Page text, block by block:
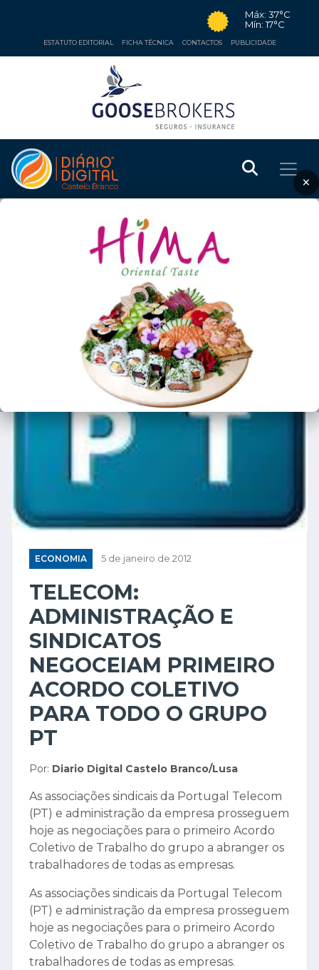
Máx: 37°C
Mín: 17°C
ESTATUTO EDITORIAL FICHA TÉCNICA CONTACTOS PUBLICIDADE
×
ECONOMIA 5 de janeiro de 2012
TELECOM:
ADMINISTRAÇÃO E
SINDICATOS
NEGOCEIAM PRIMEIRO
ACORDO COLETIVO
PARA TODO O GRUPO
PT
Por: Diario Digital Castelo Branco/Lusa
As associações sindicais da Portugal Telecom
(PT) e administração da empresa prosseguem
hoje as negociações para o primeiro Acordo
Coletivo de Trabalho do grupo a abranger os
trabalhadores de todas as empresas.
As associações sindicais da Portugal Telecom
(PT) e administração da empresa prosseguem
hoje as negociações para o primeiro Acordo
Coletivo de Trabalho do grupo a abranger os
trabalhadores de todas as empresas.